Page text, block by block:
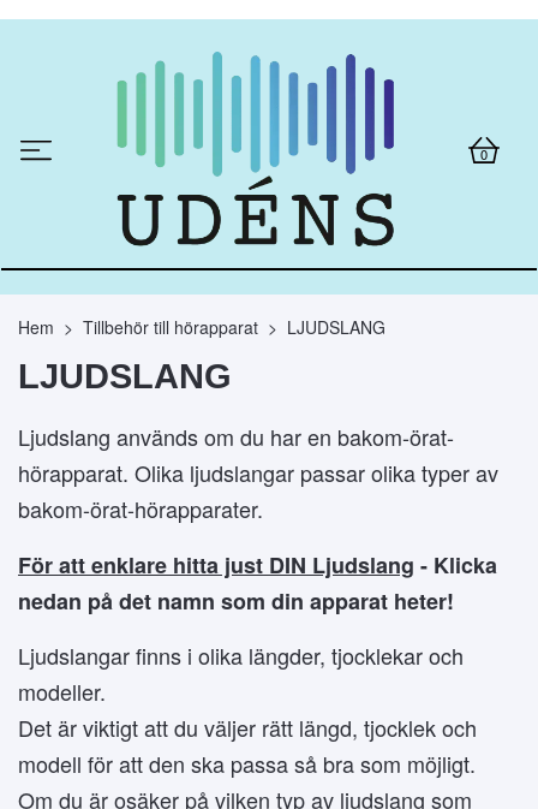
0
Hem Tillbehör till hörapparat LJUDSLANG
LJUDSLANG
Ljudslang används om du har en bakom-örat-
hörapparat. Olika ljudslangar passar olika typer av
bakom-örat-hörapparater.
För att enklare hitta just DIN Ljudslang - Klicka
nedan på det namn som din apparat heter!
Ljudslangar finns i olika längder, tjocklekar och
modeller.
Det är viktigt att du väljer rätt längd, tjocklek och
modell för att den ska passa så bra som möjligt.
Om du är osäker på vilken typ av ljudslang som